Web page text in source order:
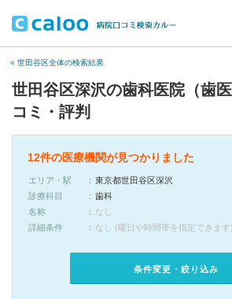
« 世田谷区全体の検索結果
世田谷区深沢の歯科医院（歯
コミ・評判
12件の医療機関が見つかりました
エリア・駅
東京都世田谷区深沢
診療科目
歯科
名称
なし
詳細条件
なし (曜日や時間帯を指定できます)
条件変更・絞り込み